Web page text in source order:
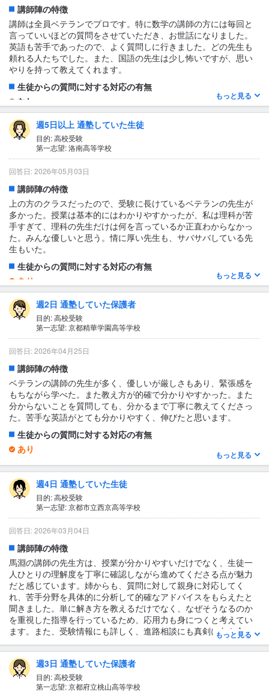
講師陣の特徴
講師は全員ベテランでプロです。特に数学の講師の方には毎回と
言っていいほどの質問をさせていただき、お世話になりました。
英語も苦手であったので、よく質問しに行きました。どの先生も
頼れる人たちでした。また、国語の先生は少し怖いですが、思い
やりを持って教えてくれます。
生徒からの質問に対する対応の有無
なし
1日あたりの授業時間について
3〜4時間
授業の形式・流れ・雰囲気
す。授業の流れとしては授業の始めに前回の授業で学んだことを
もとにした小テストが行われ、その後に通常の授業が行われてい
ます。雰囲気としては元気な人もいますが、真面目な人が多いで
す。
テキスト・教材について
馬渕教室SSS（T）テキスト
もっと見る
週5日以上 通塾していた生徒
目的: 高校受験
第一志望: 洛南高等学校
回答日: 2026年05月03日
講師陣の特徴
上の方のクラスだったので、受験に長けているベテランの先生が
多かった。授業は基本的にはわかりやすかったが、私は理科が苦
手すぎて、理科の先生だけは何を言っているか正直わからなかっ
た。みんな優しいと思う。情に厚い先生も、サバサバしている先
生もいた。
生徒からの質問に対する対応の有無
あり
テキストでわからないところを、授業前などに質問に行くと教え
てくださる。または何日の何時に、と言って、その日に対応して
くださる。
1日あたりの授業時間について
2〜3時間
授業の形式・流れ・雰囲気
授業の初めに毎回小テストがある。理科社会英語は単語テスト、
国語は古文単語と漢字、数学は前回の復習。自分の点数を言って
いく。 緊張感があった。周りがみんな賢いので当てられたりする
と緊張する。 受験直前は演習メイン。
テキスト・教材について
自分はssstクラスだったので、sssテキストというのを各教科で使
っていた。sssより下のクラスは多分テキストが違った。あとは日
曜特訓では日曜堀川西京嵯峨野合格特訓テキストというのを使っ
ていた。受験直前ではsss入試対策講座テキストというのを使って
いた。
もっと見る
週2日 通塾していた保護者
目的: 高校受験
第一志望: 京都精華学園高等学校
回答日: 2026年04月25日
講師陣の特徴
ベテランの講師の先生が多く、優しいが厳しさもあり、緊張感を
もちながら学べた。また教え方が的確で分かりやすかった。また
分からないことを質問しても、分かるまで丁寧に教えてくださっ
た。苦手な英語がとても分かりやすく、伸びたと思います。
生徒からの質問に対する対応の有無
あり
分かるまで、何度も説明してもらえた。 質問しやすい環境で良か
った。
1日あたりの授業時間について
1〜2時間
まず最初に講師の先生から、説明があり、問題を解いていくスタ
イル。あてていかれるので、緊張感を持って勉強する事ができ
た。 周りの生徒も授業中は静かに受けていて、集中でき、良かっ
た。最後には小テストしたり、家での勉強のモチベーションに繋
がった。
テキスト・教材について
英語、数学共に中級程度の教材で 問題数も多く、分かりやすかっ
た。
もっと見る
週4日 通塾していた生徒
目的: 高校受験
第一志望: 京都市立西京高等学校
回答日: 2026年03月04日
講師陣の特徴
馬淵の講師の先生方は、授業が分かりやすいだけでなく、生徒一
人ひとりの理解度を丁寧に確認しながら進めてくださる点が魅力
だと感じています。姉からも、質問に対して親身に対応してく
れ、苦手分野を具体的に分析して的確なアドバイスをもらえたと
聞きました。単に解き方を教えるだけでなく、なぜそうなるのか
を重視した指導を行っているため、応用力も身につくと考えてい
ます。また、受験情報にも詳しく、進路相談にも真剣に向き合っ
てくださる点に大きな信頼を感じています。
生徒からの質問に対する対応の有無
あり
よく応えてくれる。
もっと見る
週3日 通塾していた保護者
目的: 高校受験
第一志望: 京都府立桃山高等学校